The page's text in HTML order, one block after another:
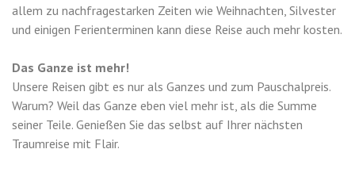
allem zu nachfragestarken Zeiten wie Weihnachten, Silvester
und einigen Ferienterminen kann diese Reise auch mehr kosten.
Das Ganze ist mehr!
Unsere Reisen gibt es nur als Ganzes und zum Pauschalpreis.
Warum? Weil das Ganze eben viel mehr ist, als die Summe
seiner Teile. Genießen Sie das selbst auf Ihrer nächsten
Traumreise mit Flair.